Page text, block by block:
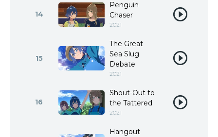
14
Penguin
Chaser
2021
15
The Great
Sea Slug
Debate
2021
16
Shout-Out to
the Tattered
2021
Hangout